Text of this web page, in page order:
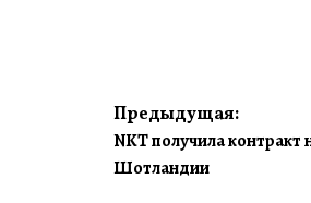
Навигация
по
Предыдущая:
NKT получила контракт
Шотландии